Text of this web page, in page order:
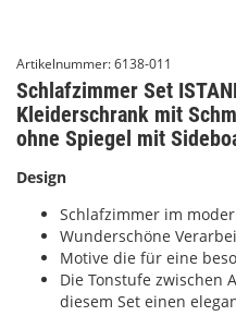
Artikelnummer:6138-011
Schlafzimmer Set
Kleiderschrank mit
ohne Spiegel mit
Design
Schlafzimmer im
Wunderschöne
Motive die für eine
Die Tonstufe zwischen
diesem Set einen